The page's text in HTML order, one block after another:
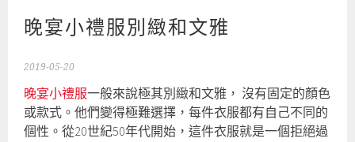
晚宴小禮服別緻和文雅
2019-05-20
晚宴小禮服一般來說極其別緻和文雅， 沒有固定的顏色
或款式。他們變得極難選擇，每件衣服都有自己不同的
個性。從20世紀50年代開始，這件衣服就是一個拒絕過